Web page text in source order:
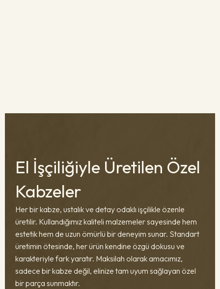
El İşçiliğiyle Üretilen Özel
Kabzeler
Her bir kabze, ustalık ve detay odaklı işçilikle özenle
üretilir. Kullandığımız kaliteli malzemeler sayesinde hem
estetik hem de uzun ömürlü bir deneyim sunar. Standart
üretimin ötesinde, her ürün kendine özgü dokusu ve
karakteriyle fark yaratır. Maksilah olarak amacımız,
sadece bir kabze değil, elinize tam uyum sağlayan özel
bir parça sunmaktır.